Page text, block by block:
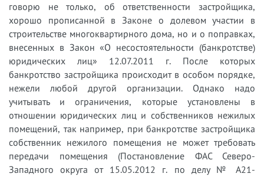
говорю не только, об ответственности застройщика,
хорошо прописанной в Законе о долевом участии в
строительстве многоквартирного дома, но и о поправках,
внесенных в Закон «О несостоятельности (банкротстве)
юридических лиц» 12.07.2011 г. После которых
банкротство застройщика происходит в особом порядке,
нежели любой другой организации. Однако надо
учитывать и ограничения, которые установлены в
отношении юридических лиц и собственников нежилых
помещений, так например, при банкротстве застройщика
собственник нежилого помещения не может требовать
передачи помещения (Постановление ФАС Северо-
Западного округа от 15.05.2012 г. по делу № А21-